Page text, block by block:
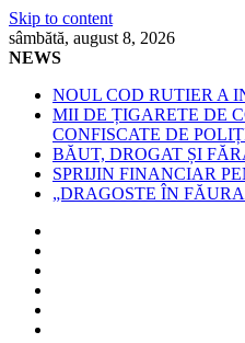
Skip to content
sâmbătă, august 8, 2026
NEWS
NOUL COD RUTIER A
MII DE ȚIGARETE DE
CONFISCATE DE
BĂUT, DROGAT ȘI
SPRIJIN FINANCIAR
„DRAGOSTE ÎN